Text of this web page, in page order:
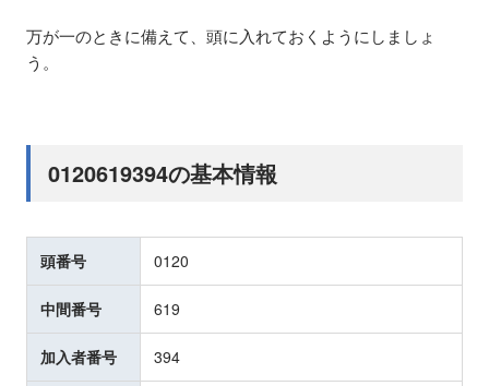
万が一のときに備えて、頭に入れておくようにしましょ
う。
0120619394の基本情報
頭番号 0120
中間番号 619
加入者番号 394